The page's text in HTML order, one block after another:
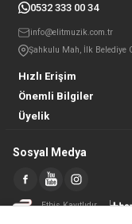
Hızlı Erişim
Önemli Bilgiler
Üyelik
0532 333 00 34
info@elitmuzik.com.tr
Şahkulu Mah, İlk Belediye
Sosyal Medya
Etbis Kayıtlıdır